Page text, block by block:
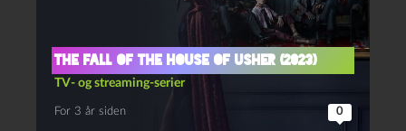
The fall of the house of Usher (2023)
TV- og streaming-serier
For 3 år siden 0